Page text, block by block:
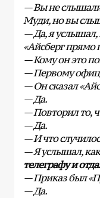
— Вы не
Муди, но вы
— Да, я
«Айсберг прямо
— Кому он это
— Первому
— Он сказал
— Да.
— Повторил то,
— Да.
— И что
— Я услышал,
телеграфу и
— Приказ был
— Да.